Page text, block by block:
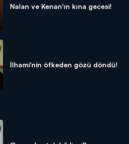
Nalan ve Kenan'ın kına gecesi!
İlhami'nin öfkeden gözü döndü!